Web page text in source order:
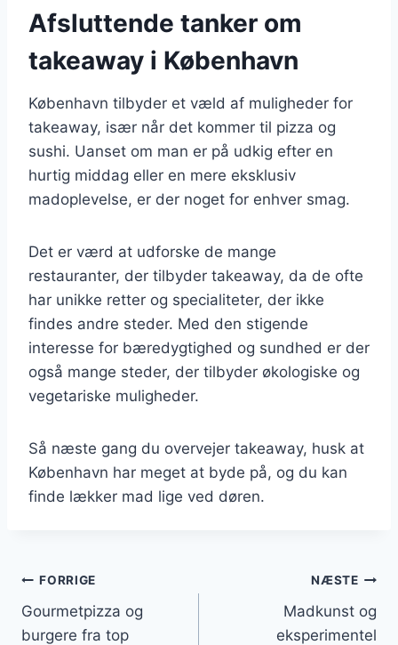
Afsluttende tanker om
takeaway i København
København tilbyder et væld af muligheder for
takeaway, især når det kommer til pizza og
sushi. Uanset om man er på udkig efter en
hurtig middag eller en mere eksklusiv
madoplevelse, er der noget for enhver smag.
Det er værd at udforske de mange
restauranter, der tilbyder takeaway, da de ofte
har unikke retter og specialiteter, der ikke
findes andre steder. Med den stigende
interesse for bæredygtighed og sundhed er der
også mange steder, der tilbyder økologiske og
vegetariske muligheder.
Så næste gang du overvejer takeaway, husk at
København har meget at byde på, og du kan
finde lækker mad lige ved døren.
Indlægsnavigation
FORRIGE
Gourmetpizza og
burgere fra top
NÆSTE
Madkunst og
eksperimentel